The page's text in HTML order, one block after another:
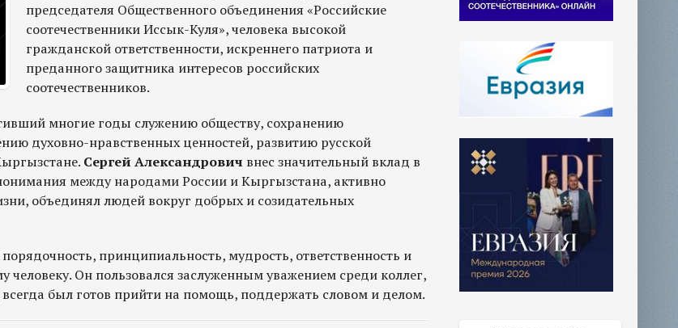
председателя Общественного объединения «Российские
соотечественники Иссык-Куля», человека высокой
гражданской ответственности, искреннего патриота и
преданного защитника интересов российских
соотечественников.
многие годы служению обществу, сохранению
духовно-нравственных ценностей, развитию русской
Сергей Александрович внес значительный вклад в
между народами России и Кыргызстана, активно
объединял людей вокруг добрых и созидательных
принципиальность, мудрость, ответственность и
человеку. Он пользовался заслуженным уважением среди коллег,
был готов прийти на помощь, поддержать словом и делом.